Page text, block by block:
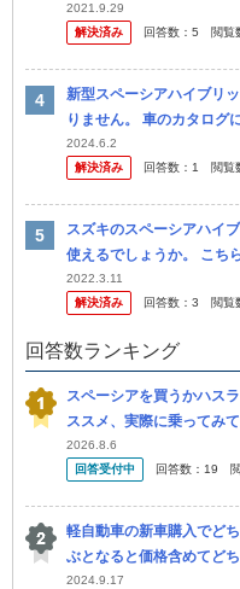
示は13.3になっています
2021.9.29
解決済み
回答数： 5 閲覧
新型スペーシアハイブリ
りません。 車のカタログ
あるUSB入力端子にHDMI
2024.6.2
解決済み
回答数： 1 閲覧
スズキのスペーシアハイ
使えるでしょうか。 こち
ルは販売3年以内の現行車
べ...
2022.3.11
解決済み
回答数： 3 閲覧
回答数ランキング
スペーシアを買うかハス
ススメ、実際に乗ってみ
0代半ば独身女性です。ガ
険しい...
2026.8.6
回答受付中
回答数： 19
軽自動車の新車購入でど
ぶとなると価格含めてど
トパッケージ ミストブラ
2024.9.17